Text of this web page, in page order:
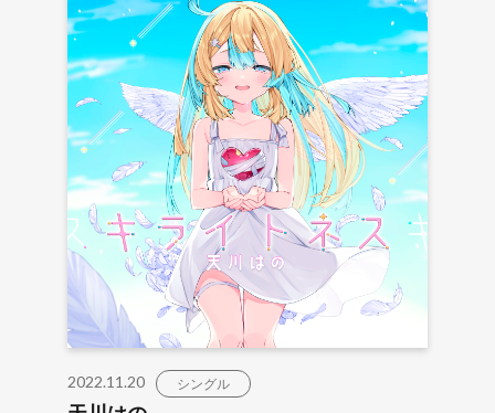
2022.11.20 シングル